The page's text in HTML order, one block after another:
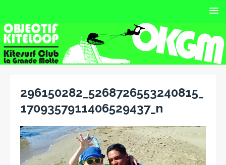
296150282_5268726553240815_
1709357911406529437_n